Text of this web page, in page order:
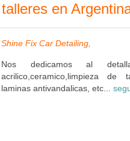
en
Shine Fix Car Detailing,
Nos dedicamos al
acrilico,ceramico,limpieza de
laminas antivandalicas, etc...